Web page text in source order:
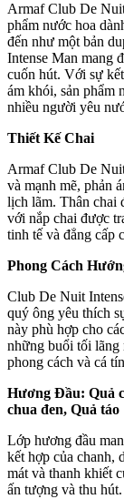
Armaf Club De
phẩm nước hoa
đến như một bản
Intense Man mang
cuốn hút. Với sự
ám khói, sản phẩm
nhiều người yêu
Thiết Kế Chai
Armaf Club De
và mạnh mẽ, phản
lịch lãm. Thân chai
với nắp chai được
tinh tế và đẳng cấp
Phong Cách
Club De Nuit
quý ông yêu thích
này phù hợp cho
những buổi tối lãng
phong cách và cá
Hương Đầu: Quả
chua đen, Quả táo
Lớp hương đầu
kết hợp của chanh,
mát và thanh khiết
ấn tượng và thu hút.